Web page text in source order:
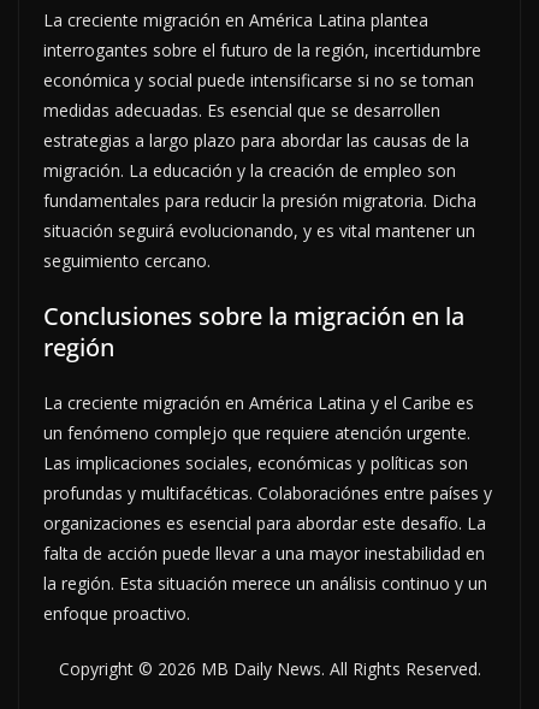
La creciente migración en América Latina plantea
interrogantes sobre el futuro de la región, incertidumbre
económica y social puede intensificarse si no se toman
medidas adecuadas. Es esencial que se desarrollen
estrategias a largo plazo para abordar las causas de la
migración. La educación y la creación de empleo son
fundamentales para reducir la presión migratoria. Dicha
situación seguirá evolucionando, y es vital mantener un
seguimiento cercano.
Conclusiones sobre la migración en la
región
La creciente migración en América Latina y el Caribe es
un fenómeno complejo que requiere atención urgente.
Las implicaciones sociales, económicas y políticas son
profundas y multifacéticas. Colaboraciónes entre países y
organizaciones es esencial para abordar este desafío. La
falta de acción puede llevar a una mayor inestabilidad en
la región. Esta situación merece un análisis continuo y un
enfoque proactivo.
Copyright © 2026 MB Daily News. All Rights Reserved.